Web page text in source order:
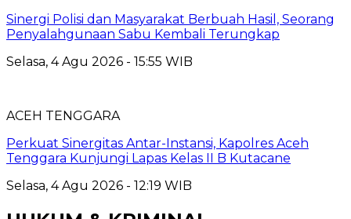
Sinergi Polisi dan Masyarakat Berbuah Hasil, Seorang
Penyalahgunaan Sabu Kembali Terungkap
Selasa, 4 Agu 2026 - 15:55 WIB
ACEH TENGGARA
Perkuat Sinergitas Antar-Instansi, Kapolres Aceh
Tenggara Kunjungi Lapas Kelas II B Kutacane
Selasa, 4 Agu 2026 - 12:19 WIB